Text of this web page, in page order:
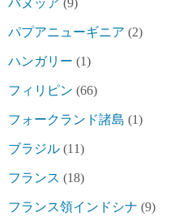
パプアニューギニア (2)
ハンガリー (1)
フィリピン (66)
フォークランド諸島 (1)
ブラジル (11)
フランス (18)
フランス領インドシナ (9)